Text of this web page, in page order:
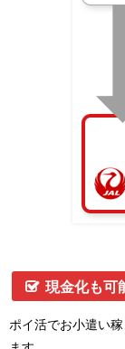
現金化も可
ポイ活でお小遣い